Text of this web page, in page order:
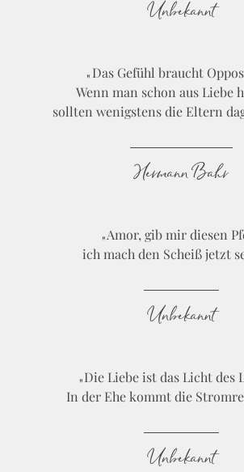
Unbekannt
Das Gefühl braucht
Wenn man schon aus Liebe
sollten wenigstens die Eltern
Hermann Bahr
Amor, gib mir diesen
ich mach den Scheiß jetzt
Unbekannt
Die Liebe ist das Licht des
In der Ehe kommt die
Unbekannt